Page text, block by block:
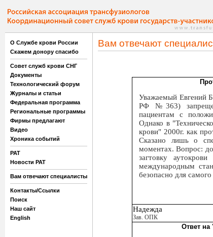
О Службе крови России
Скажем донору спасибо
Совет служб крови СНГ
Документы
Технологический форум
Журналы и статьи
Федеральная программа
Региональные программы
Фирмы предлагают
Видео
Хроника событий
РАТ
Новости РАТ
Вам отвечают специалисты
Контакты/Ссылки
Поиск
Наш сайт
English
Вам отвечают
Уважаемый Евгений
РФ №363)
пациентам с
Однако в
крови" 2000г. как
Сказано лишь о
моментах. Вопрос:
загтовку
международным
безопасно для
Надежда
Зав. ОПК
Ответ на